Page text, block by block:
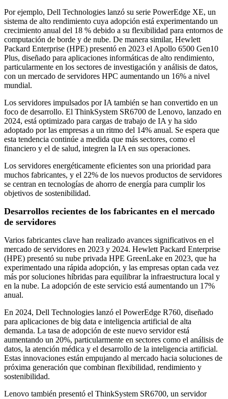
Por ejemplo, Dell Technologies lanzó su serie PowerEdge XE, un
sistema de alto rendimiento cuya adopción está experimentando un
crecimiento anual del 18 % debido a su flexibilidad para entornos de
computación de borde y de nube. De manera similar, Hewlett
Packard Enterprise (HPE) presentó en 2023 el Apollo 6500 Gen10
Plus, diseñado para aplicaciones informáticas de alto rendimiento,
particularmente en los sectores de investigación y análisis de datos,
con un mercado de servidores HPC aumentando un 16% a nivel
mundial.
Los servidores impulsados ​​por IA también se han convertido en un
foco de desarrollo. El ThinkSystem SR6700 de Lenovo, lanzado en
2024, está optimizado para cargas de trabajo de IA y ha sido
adoptado por las empresas a un ritmo del 14% anual. Se espera que
esta tendencia continúe a medida que más sectores, como el
financiero y el de salud, integren la IA en sus operaciones.
Los servidores energéticamente eficientes son una prioridad para
muchos fabricantes, y el 22% de los nuevos productos de servidores
se centran en tecnologías de ahorro de energía para cumplir los
objetivos de sostenibilidad.
Desarrollos recientes de los fabricantes en el mercado
de servidores
Varios fabricantes clave han realizado avances significativos en el
mercado de servidores en 2023 y 2024. Hewlett Packard Enterprise
(HPE) presentó su nube privada HPE GreenLake en 2023, que ha
experimentado una rápida adopción, y las empresas optan cada vez
más por soluciones híbridas para equilibrar la infraestructura local y
en la nube. La adopción de este servicio está aumentando un 17%
anual.
En 2024, Dell Technologies lanzó el PowerEdge R760, diseñado
para aplicaciones de big data e inteligencia artificial de alta
demanda. La tasa de adopción de este nuevo servidor está
aumentando un 20%, particularmente en sectores como el análisis de
datos, la atención médica y el desarrollo de la inteligencia artificial.
Estas innovaciones están empujando al mercado hacia soluciones de
próxima generación que combinan flexibilidad, rendimiento y
sostenibilidad.
Lenovo también presentó el ThinkSystem SR6700, un servidor